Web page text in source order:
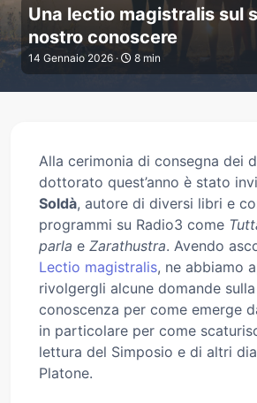
Una lectio
Una lectio magistralis sul
nostro conoscere
14 Gennaio 2026 · 8 min
Alla cerimonia di consegna dei
dottorato quest’anno è stato
Soldà, autore di diversi libri e
programmi su Radio3 come
parla e Zarathustra. Avendo
Lectio magistralis, ne abbiamo
rivolgergli alcune domande
conoscenza per come emerge
in particolare per come
lettura del Simposio e di altri
Platone.